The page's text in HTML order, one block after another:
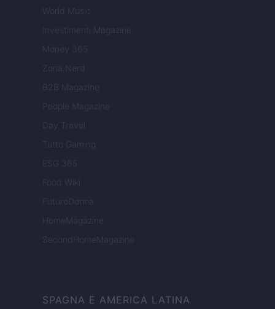
World Music
Investimenti Magazine
Money 365
Zona Nerd
B2B Magazine
People Magazine
Day Travel
Tutto Gaming
ESG 365
Food Wiki
FuturoDonna
HomeMagazine
SecondHomeMagazine
SPAGNA E AMERICA LATINA